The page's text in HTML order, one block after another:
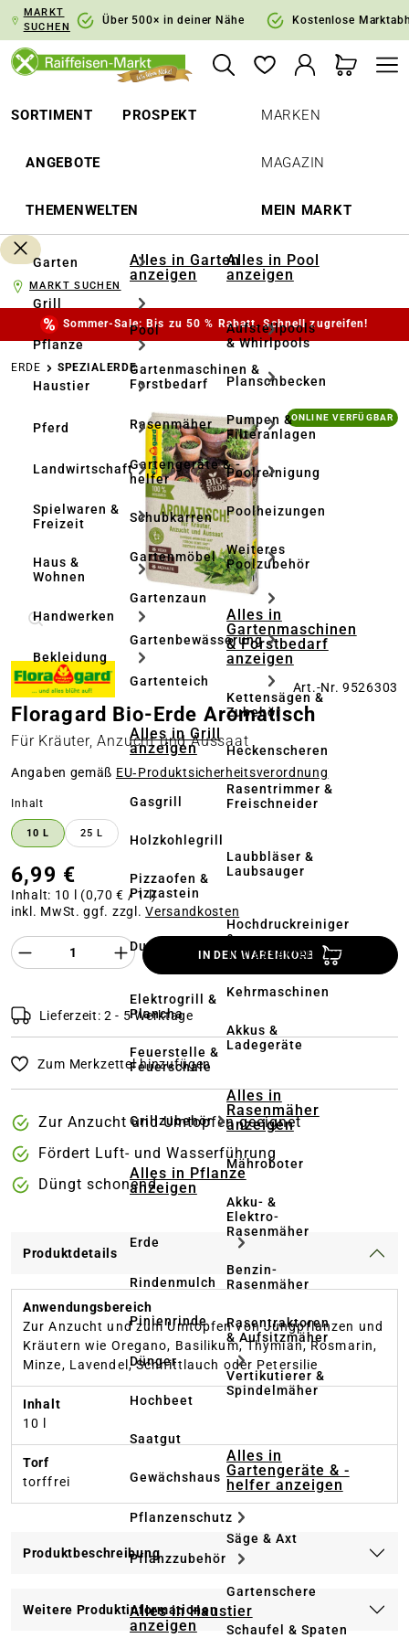
Zur Hauptnavigation springen
MARKT
SUCHEN
Über 500× in deiner Nähe Kostenlose
SORTIMENT PROSPEKT
ANGEBOTE
THEMENWELTEN
MARKEN
MAGAZIN
MEIN MARKT
Garten
Grill
Pflanze
Haustier
Pferd
Landwirtschaft
Spielwaren &
Freizeit
Haus &
Wohnen
Handwerken
Bekleidung
Alles in Garten
anzeigen
Pool
Gartenmaschinen &
Forstbedarf
Rasenmäher
Gartengeräte & -
helfer
Schubkarren
Gartenmöbel
Gartenzaun
Gartenbewässerung
Gartenteich
Alles in Grill
anzeigen
Gasgrill
Holzkohlegrill
Pizzaofen &
Pizzastein
Dutch Oven
Elektrogrill &
Plancha
Feuerstelle &
Feuerschale
Grillzubehör
Alles in Pflanze
anzeigen
Erde
Rindenmulch
Pinienrinde
Dünger
Hochbeet
Saatgut
Gewächshaus
Pflanzenschutz
Pflanzzubehör
Alles in Haustier
anzeigen
Alles in Pool
anzeigen
Aufstellpools
& Whirlpools
Planschbecken
Pumpen &
Filteranlagen
Poolreinigung
Poolheizungen
Weiteres
Poolzubehör
Alles in
Gartenmaschinen
& Forstbedarf
anzeigen
Kettensägen &
Zubehör
Heckenscheren
Rasentrimmer &
Freischneider
Laubbläser &
Laubsauger
Hochdruckreiniger
&
Terrassenreinigung
Kehrmaschinen
Akkus &
Ladegeräte
Alles in
Rasenmäher
anzeigen
Mähroboter
Akku- &
Elektro-
Rasenmäher
Benzin-
Rasenmäher
Rasentraktoren
& Aufsitzmäher
Vertikutierer &
Spindelmäher
Alles in
Gartengeräte & -
helfer anzeigen
Säge & Axt
Gartenschere
Schaufel & Spaten
MARKT SUCHEN
Sommer-Sale: Bis zu 50 % Rabatt. Schnell zugreifen!
ERDE SPEZIALERDE
Bildergalerie überspringen ONLINE VERFÜGBAR
Art.-Nr. 9526303
Floragard Bio-Erde Aromatisch
Für Kräuter, Anzucht und Aussaat
Angaben gemäß EU‑Produktsicherheitsverordnung
Inhalt
10 L 25 L
6,99 €
Inhalt: 10 l (0,70 € / 1 l)
inkl. MwSt. ggf. zzgl.Versandkosten
Produkt Anzahl des Produktes
IN DEN WARENKORB
Lieferzeit: 2 - 5 Werktage
Zum Merkzettel hinzufügen
Zur Anzucht und Umtopfen geeignet
Fördert Luft- und Wasserführung
Düngt schonend
Produktdetails
Anwendungsbereich
Zur Anzucht und zum Umtopfen von Jungpflanzen und
Kräutern wie Oregano, Basilikum, Thymian, Rosmarin,
Minze, Lavendel, Schnittlauch oder Petersilie
Inhalt
10 l
Torf
torffrei
Produktbeschreibung
Weitere Produktinformationen